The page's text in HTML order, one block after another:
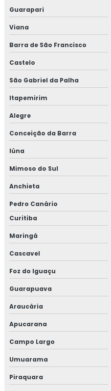
Guarapari
Viana
Barra de São Francisco
Castelo
São Gabriel da Palha
Itapemirim
Alegre
Conceição da Barra
Iúna
Mimoso do Sul
Anchieta
Pedro Canário
Curitiba
Maringá
Cascavel
Foz do Iguaçu
Guarapuava
Araucária
Apucarana
Campo Largo
Umuarama
Piraquara